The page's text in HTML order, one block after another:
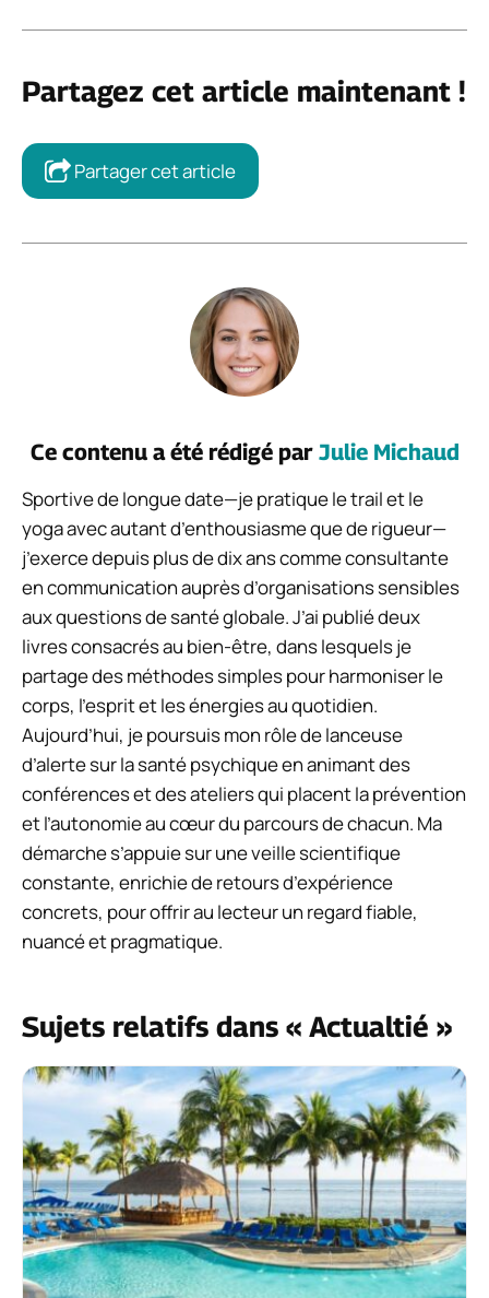
Partagez cet article maintenant !
Partager cet article
Ce contenu a été rédigé par Julie Michaud
Sportive de longue date—je pratique le trail et le
yoga avec autant d’enthousiasme que de rigueur—
j’exerce depuis plus de dix ans comme consultante
en communication auprès d’organisations sensibles
aux questions de santé globale. J’ai publié deux
livres consacrés au bien-être, dans lesquels je
partage des méthodes simples pour harmoniser le
corps, l’esprit et les énergies au quotidien.
Aujourd’hui, je poursuis mon rôle de lanceuse
d’alerte sur la santé psychique en animant des
conférences et des ateliers qui placent la prévention
et l’autonomie au cœur du parcours de chacun. Ma
démarche s’appuie sur une veille scientifique
constante, enrichie de retours d’expérience
concrets, pour offrir au lecteur un regard fiable,
nuancé et pragmatique.
Sujets relatifs dans « Actualtié »